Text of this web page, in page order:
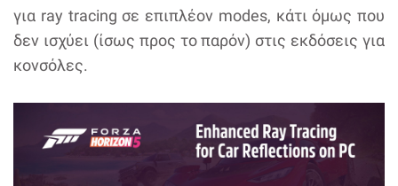
για ray tracing σε επιπλέον modes, κάτι όμως που
δεν ισχύει (ίσως προς το παρόν) στις εκδόσεις για
κονσόλες.